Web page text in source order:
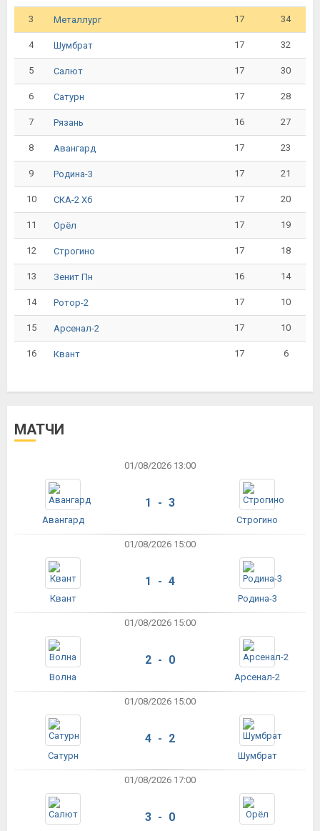
3 Металлург 17 34
4 Шумбрат 17 32
5 Салют 17 30
6 Сатурн 17 28
7 Рязань 16 27
8 Авангард 17 23
9 Родина-3 17 21
10 СКА-2 Хб 17 20
11 Орёл 17 19
12 Строгино 17 18
13 Зенит Пн 16 14
14 Ротор-2 17 10
15 Арсенал-2 17 10
16 Квант 17 6
МАТЧИ
01/08/2026 13:00
Авангард
1 - 3
Строгино
01/08/2026 15:00
Квант
1 - 4
Родина-3
01/08/2026 15:00
Волна
2 - 0
Арсенал-2
01/08/2026 15:00
Сатурн
4 - 2
Шумбрат
01/08/2026 17:00
3 - 0